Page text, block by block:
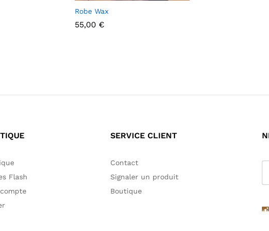
Robe Wax
55,00 €
Flash
SERVICE CLIENT
Contact
Signaler un produit
Boutique